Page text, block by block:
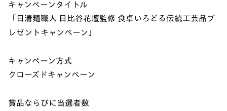
キャンペーンタイトル
「日清麺職人 日比谷花壇監修 食卓いろどる伝統工芸品プ
レゼントキャンペーン」
キャンペーン方式
クローズドキャンペーン
賞品ならびに当選者数